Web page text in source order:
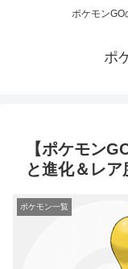
ポケモンGO
ポ
【ポケモン
と進化＆レア
ポケモン一覧